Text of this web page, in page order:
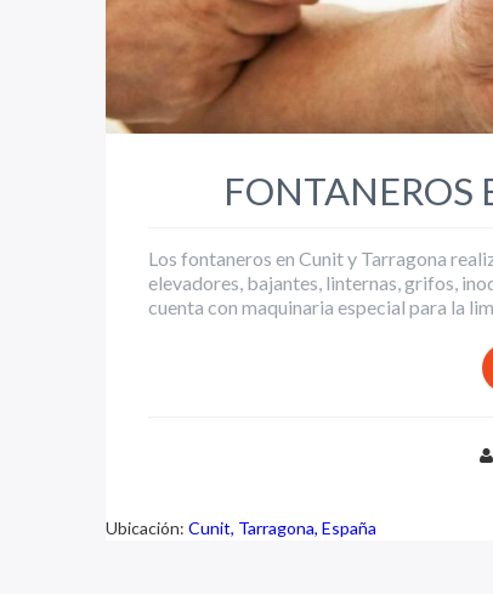
FONTANEROS
Los fontaneros en Cunit y Tarragona
elevadores, bajantes, linternas, grifos,
cuenta con maquinaria especial para la
Ubicación: Cunit, Tarragona, España